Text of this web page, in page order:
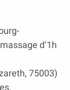
d’1h
75003)